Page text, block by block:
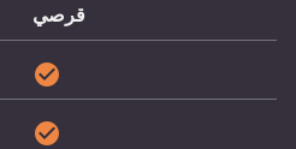
قرصي
check_circle
check_circle